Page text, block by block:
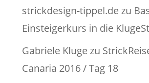
strickdesign-tippel.dezu
Einsteigerkurs in die
Gabriele Klugezu
Canaria 2016 / Tag 18